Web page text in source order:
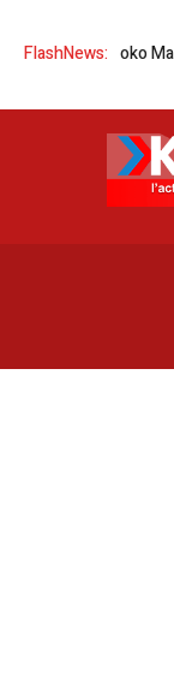
FlashNews:
| Tomoko Maeda et